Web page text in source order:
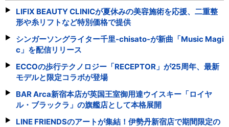
LIFIX BEAUTY CLINICが夏休みの美容施術を応援、二重整
形や糸リフトなど特別価格で提供
シンガーソングライター千里-chisato-が新曲「Music Magi
c」を配信リリース
ECCOの歩行テクノロジー「RECEPTOR」が25周年、最新
モデルと限定コラボが登場
BAR Arca新宿本店が英国王室御用達ウイスキー「ロイヤ
ル・ブラックラ」の旗艦店として本格展開
LINE FRIENDSのアートが集結！伊勢丹新宿店で期間限定の